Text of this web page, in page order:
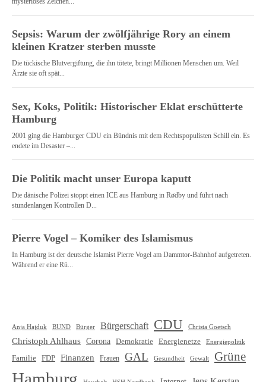
Anja Hajduk BUND Bürger Bürgerschaft CDU Christa Goetsch
Christoph Ahlhaus Corona Demokratie Energienetze Energiepolitik
Familie FDP Finanzen Frauen GAL Gesundheit Gewalt Grüne